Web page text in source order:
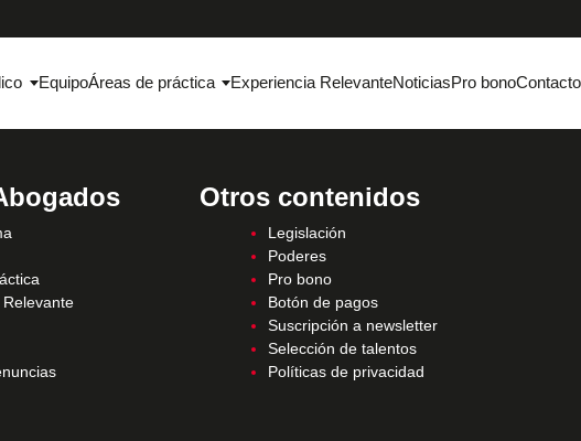
EquipoÁreas de práctica Experiencia RelevanteNoticiasPro bonoContacto
Otros contenidos
Legislación
Poderes
Pro bono
Botón de pagos
Suscripción a newsletter
Selección de talentos
Políticas de privacidad